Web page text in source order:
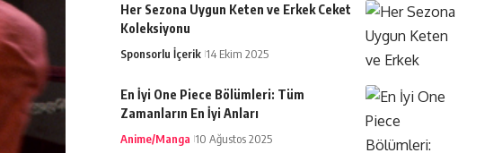
Her Sezona Uygun Keten ve Erkek Ceket
Koleksiyonu
Sponsorlu İçerik 14 Ekim 2025
En İyi One Piece Bölümleri: Tüm
Zamanların En İyi Anları
Anime/Manga 10 Ağustos 2025